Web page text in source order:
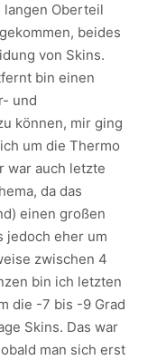
Oberteil
beides
von Skins.
bin einen
und
können, mir ging
um die Thermo
war auch letzte
da das
einen großen
jedoch eher um
zwischen 4
bin ich letzten
die -7 bis -9 Grad
Skins. Das war
man sich erst